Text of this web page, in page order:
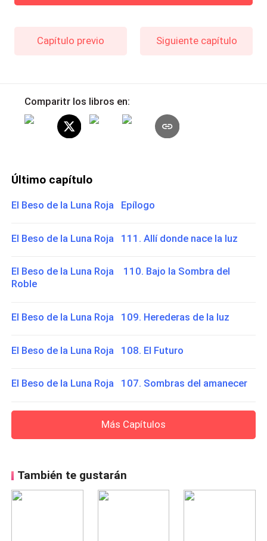
Capítulo previo Siguiente capítulo
Comparitr los libros en:
Último capítulo
El Beso de la Luna Roja Epílogo
El Beso de la Luna Roja 111. Allí donde nace la luz
El Beso de la Luna Roja 110. Bajo la Sombra del
Roble
El Beso de la Luna Roja 109. Herederas de la luz
El Beso de la Luna Roja 108. El Futuro
El Beso de la Luna Roja 107. Sombras del amanecer
Más Capítulos
También te gustarán